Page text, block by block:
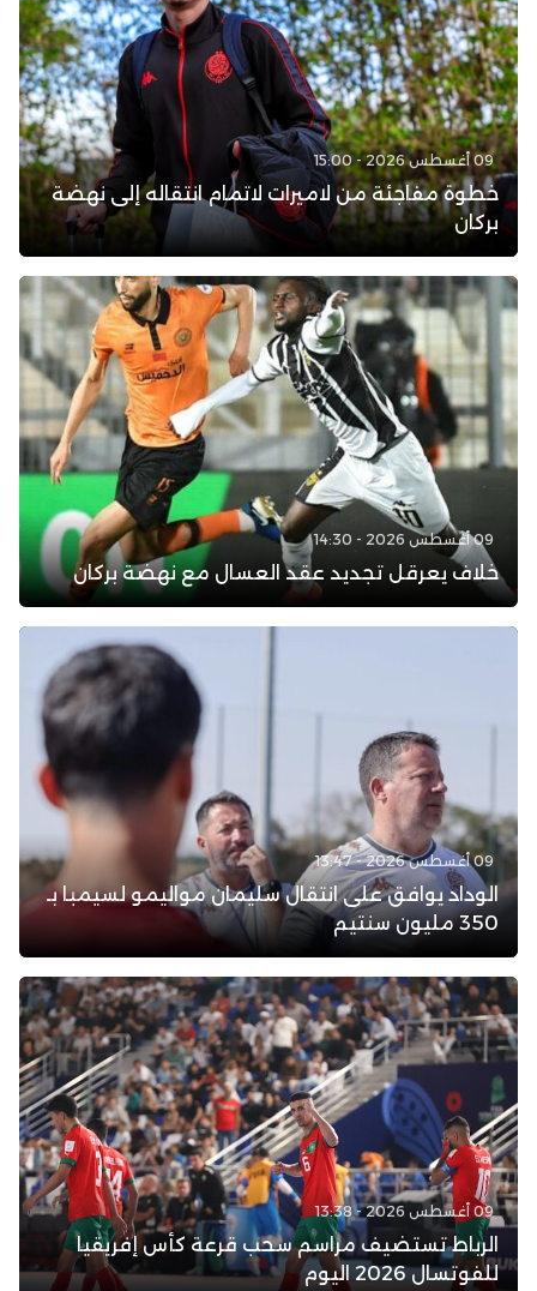
09 أغسطس 2026 - 15:00
خطوة مفاجئة من لاميرات لاتمام انتقاله إلى نهضة
بركان
09 أغسطس 2026 - 14:30
خلاف يعرقل تجديد عقد العسال مع نهضة بركان
09 أغسطس 2026 - 13:47
الوداد يوافق على انتقال سليمان مواليمو لسيمبا بـ
350 مليون سنتيم
09 أغسطس 2026 - 13:38
الرباط تستضيف مراسم سحب قرعة كأس إفريقيا
للفوتسال 2026 اليوم